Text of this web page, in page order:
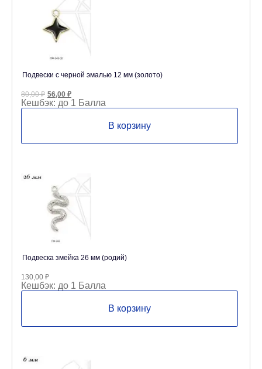
Подвески с черной эмалью 12 мм (золото)
80,00₽ Первоначальная
цена
составляла
56,00 ₽Текущая
цена:
56,00 ₽.
Кешбэк: до 1 Балла
В корзину
Подвеска змейка 26 мм (родий)
130,00 ₽
Кешбэк: до 1 Балла
В корзину